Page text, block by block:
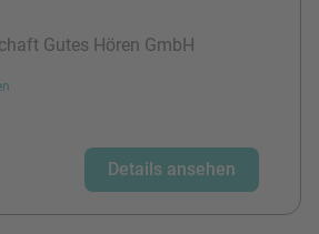
Gutes Hören GmbH
Details ansehen